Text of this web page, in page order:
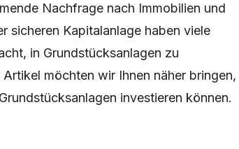
Nachfrage nach Immobilien und
sicheren Kapitalanlage haben viele
in Grundstücksanlagen zu
möchten wir Ihnen näher bringen,
investieren können.